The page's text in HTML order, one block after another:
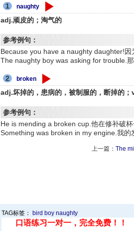
1 naughty
adj.顽皮的；淘气的
参考例句：
Because you have a naughty daughter!因
The naughty boy was asking for trouble.那
2 broken
adj.坏掉的，患病的，被制服的，断掉的
参考例句：
He is mending a broken cup.他在修补破杯
Something was broken in my engine.我的
上一篇： The
TAG标签： bird boy naughty